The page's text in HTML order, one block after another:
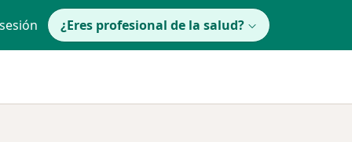
¿Eres profesional de la salud?